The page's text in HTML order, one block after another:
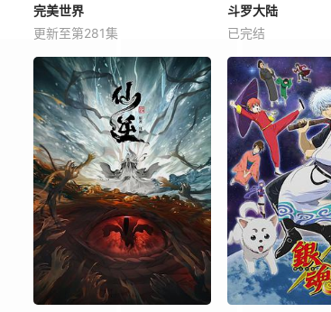
完美世界
更新至第281集
斗罗大陆
已完结